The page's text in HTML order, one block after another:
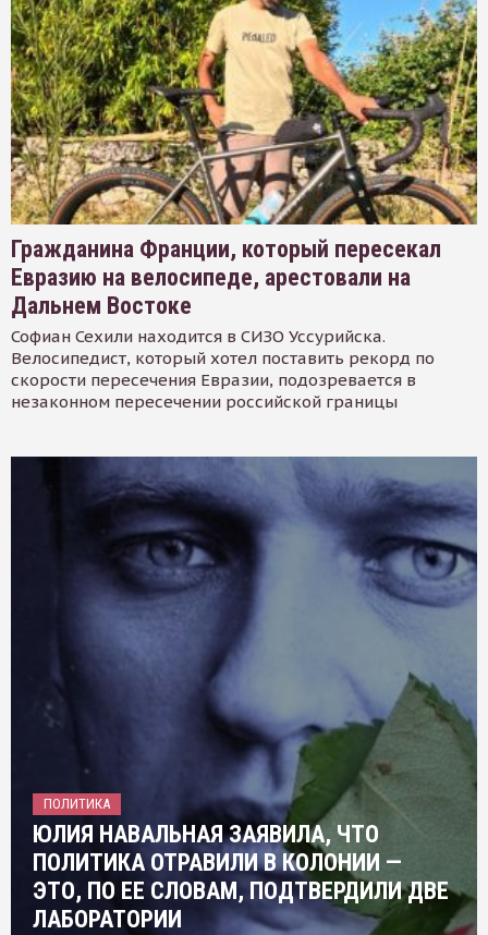
Гражданина Франции, который пересекал
Евразию на велосипеде, арестовали на
Дальнем Востоке
Софиан Сехили находится в СИЗО Уссурийска.
Велосипедист, который хотел поставить рекорд по
скорости пересечения Евразии, подозревается в
незаконном пересечении российской границы
ПОЛИТИКА
ЮЛИЯ НАВАЛЬНАЯ ЗАЯВИЛА, ЧТО
ПОЛИТИКА ОТРАВИЛИ В КОЛОНИИ —
ЭТО, ПО ЕЕ СЛОВАМ, ПОДТВЕРДИЛИ ДВЕ
ЛАБОРАТОРИИ